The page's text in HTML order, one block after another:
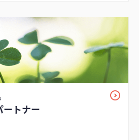
ートナー